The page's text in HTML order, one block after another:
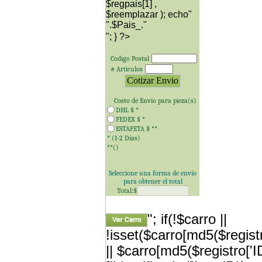
$regpais[1] ,
$reemplazar ); echo"
"; } ?>
Codigo Postal
# Articulos
Costo de Envío para pieza(s)
DHL $ *
FEDEX $ *
ESTAFETA $ **
* (1-2 Días)
**()
Seleccione una forma de envío
para obtener el total
Total:$
"; if(!$carro ||
||